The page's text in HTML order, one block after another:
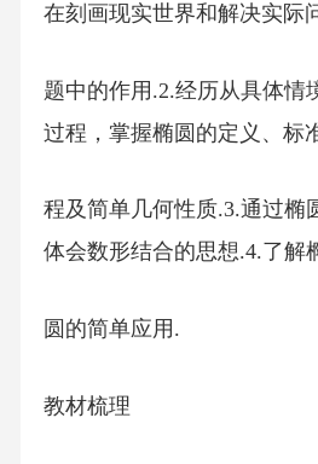
在刻画现实世界和解决实际
题中的作用.2.经历从具体情
过程，掌握椭圆的定义、标
程及简单几何性质.3.通过椭
体会数形结合的思想.4.了解
圆的简单应用.
教材梳理